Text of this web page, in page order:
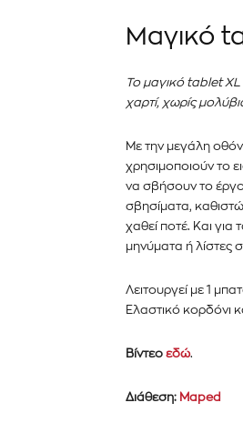
Μαγικό
To μαγικό tablet XL
χαρτί, χωρίς
Με την μεγάλη
χρησιμοποιούν το
να σβήσουν το
σβησίματα,
χαθεί ποτέ. Και για
μηνύματα ή λίστες
Λειτουργεί με 1
Ελαστικό κορδόνι
Βίντεο εδώ.
Διάθεση: Maped